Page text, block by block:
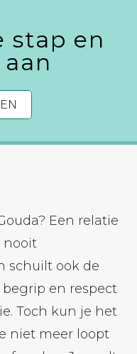
stap en
Een relatie
nooit
schuilt ook de
en respect
Toch kun je het
niet meer loopt